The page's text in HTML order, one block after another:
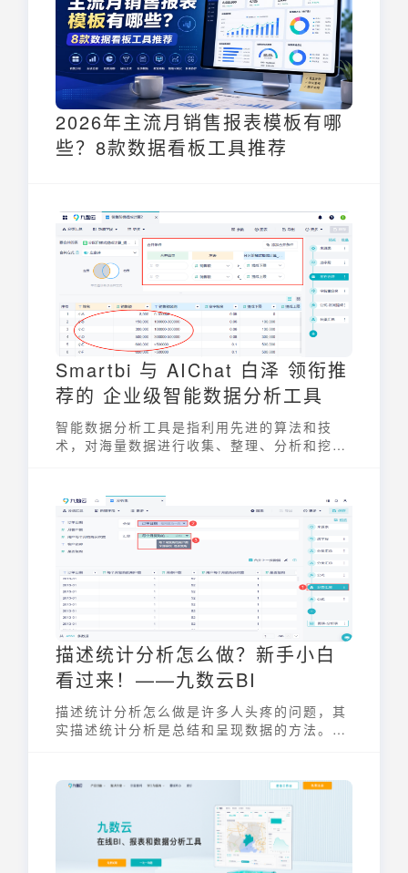
2026年主流月销售报表模板有哪
些？8款数据看板工具推荐
Smartbi 与 AIChat 白泽 领衔推
荐的 企业级智能数据分析工具
智能数据分析工具是指利用先进的算法和技
术，对海量数据进行收集、整理、分析和挖
好地了解市场趋势、客户需求和内部运营状
况，从而优化资源配置、提高运营效率和增强
竞争优势。通过可视化的界面和交互式分析，
智能数据分析工具使得数据分析不再是专业人
员的专属，而是赋能每一位业务人员，实现
“人人都是分析师”的愿景。
描述统计分析怎么做？新手小白
看过来！——九数云BI
描述统计分析怎么做是许多人头疼的问题，其
实描述统计分析是总结和呈现数据的方法。接